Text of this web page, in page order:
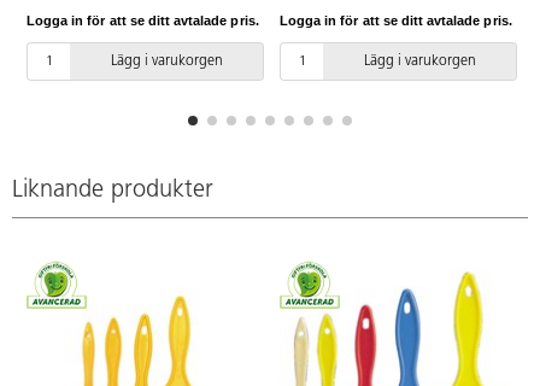
både vid täckande och laserande
målning. Ett klassrumsset som
innehåller 12 st av citrongult,
mörkblått, klargrönt, mörkgrönt,
och underlag. PVC-fri.
Logga in för att se ditt avtalade pris.
Lägg i varukorgen
ingår. Skydda kläder och
underlag. PVC-fri.
Logga in för att se ditt avtalade pris.
Lägg i varukorgen
Liknande produkter